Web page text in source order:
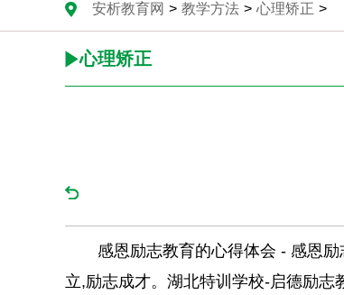
安析教育网 > 教学方法 > 心理矫正 >
心理矫正
感恩励志教育的心得体会 - 感恩
立,励志成才。湖北特训学校-启德励